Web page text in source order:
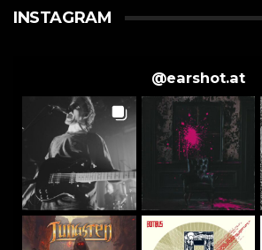
INSTAGRAM
@earshot.at